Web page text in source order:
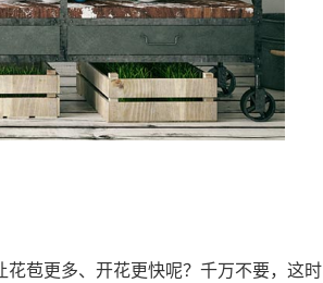
苞更多、开花更快呢？千万不要，这时